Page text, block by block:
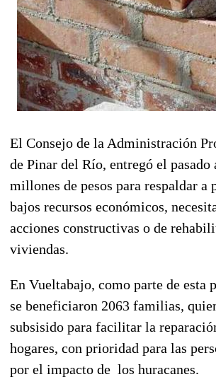
El Consejo de la Administración
de Pinar del Río, entregó el pasado
millones de pesos para respaldar a
bajos recursos económicos,
acciones constructivas o de
viviendas.
En Vueltabajo, como parte de esta
se beneficiaron 2063 familias,
subsisido para facilitar la
hogares, con prioridad para las
por el impacto de los huracanes.